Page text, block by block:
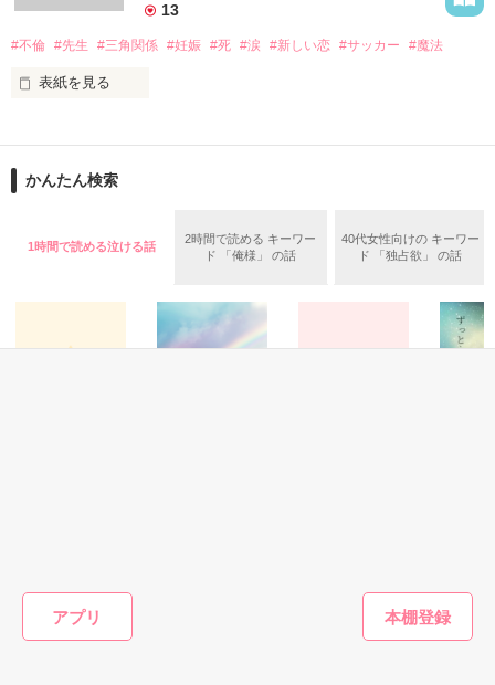
アプリ
13
#不倫 #先生 #三角関係 #妊娠 #死 #涙 #新しい恋 #サッカー #魔法
表紙を見る
泣かせてばかりで…ゴメン…」
悩み傷つき　精一杯愛した人
運命の再会を選んだ………
かんたん検索
1時間で読める泣ける話
2時間で読める キーワー
ド 「俺様」 の話
40代女性向けの キーワー
ド 「独占欲」 の話